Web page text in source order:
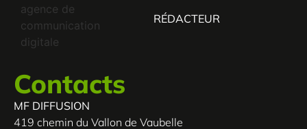
RÉDACTEUR
Contacts
MF DIFFUSION
419 chemin du Vallon de Vaubelle